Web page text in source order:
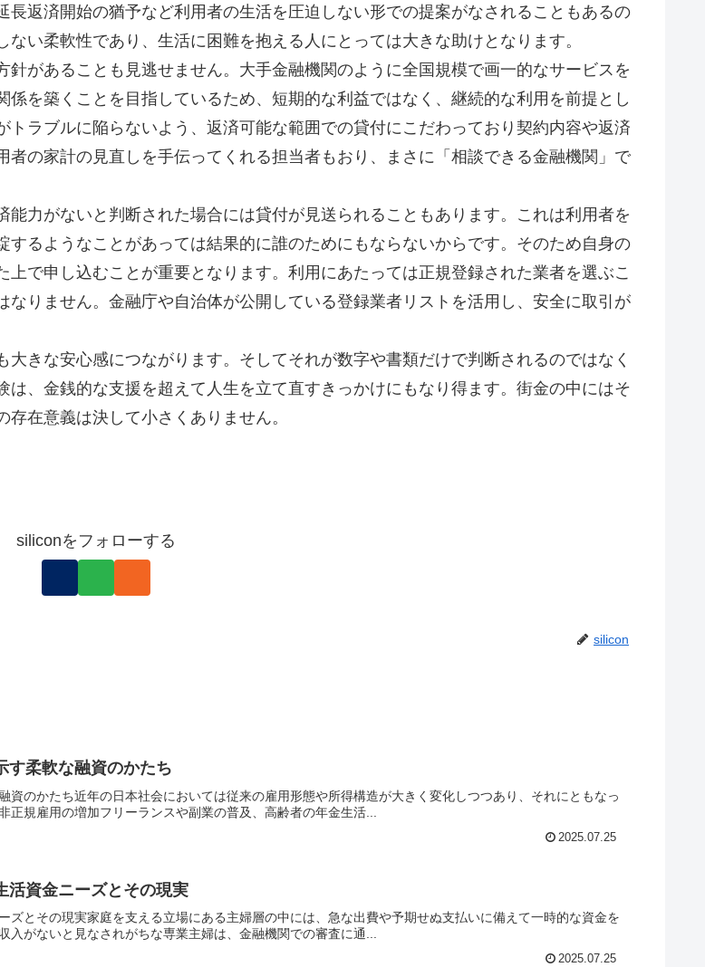
返済開始の猶予など利用者の生活を圧迫しない形での提案がなされることもあるの
い柔軟性であり、生活に困難を抱える人にとっては大きな助けとなります。
があることも見逃せません。大手金融機関のように全国規模で画一的なサービスを
を築くことを目指しているため、短期的な利益ではなく、継続的な利用を前提とし
ラブルに陥らないよう、返済可能な範囲での貸付にこだわっており契約内容や返済
の家計の見直しを手伝ってくれる担当者もおり、まさに「相談できる金融機関」で
力がないと判断された場合には貸付が見送られることもあります。これは利用者を
るようなことがあっては結果的に誰のためにもならないからです。そのため自身の
で申し込むことが重要となります。利用にあたっては正規登録された業者を選ぶこ
りません。金融庁や自治体が公開している登録業者リストを活用し、安全に取引が
きな安心感につながります。そしてそれが数字や書類だけで判断されるのではなく
、金銭的な支援を超えて人生を立て直すきっかけにもなり得ます。街金の中にはそ
在意義は決して小さくありません。
siliconをフォローする
silicon
す柔軟な融資のかたち
資のかたち近年の日本社会においては従来の雇用形態や所得構造が大きく変化しつつあり、それにともなっ
規雇用の増加フリーランスや副業の普及、高齢者の年金生活...
2025.07.25
活資金ニーズとその現実
ズとその現実家庭を支える立場にある主婦層の中には、急な出費や予期せぬ支払いに備えて一時的な資金を
がないと見なされがちな専業主婦は、金融機関での審査に通...
2025.07.25